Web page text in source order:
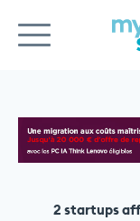
2 startups